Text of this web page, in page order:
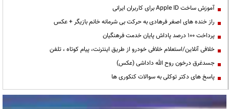
آموزش ساخت Apple ID برای کاربران ایرانی
راز خنده های اصغر فرهادی به حرکت بی شرمانه خانم بازیگر + عکس
پرداخت ۱۰۰ درصد پاداش پایان خدمت فرهنگیان
خلافی آنلاین/استعلام خلافی خودرو از طریق اینترنت، پیام کوتاه ، تلفن
جسدغرق درخون روح الله داداشی (عکس)
پاسخ های دکتر توکلی به سوالات کنکوری ها